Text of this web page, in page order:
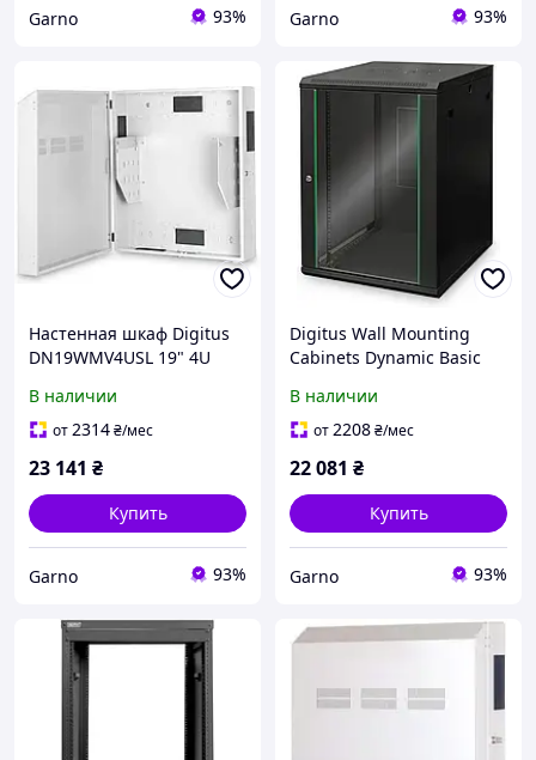
Garno 93% Garno 93%
Настенная шкаф Digitus
DN19WMV4USL 19" 4U
В наличии
от2314₴/мес
23 141 ₴
Купить
Garno 93%
Digitus Wall Mounting
Cabinets Dynamic Basic
(DN1916U66ECSW)
В наличии
от2208₴/мес
22 081 ₴
Купить
Garno 93%